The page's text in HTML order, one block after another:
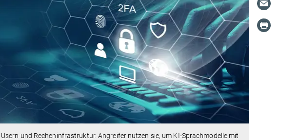
und Recheninfrastruktur. Angreifer nutzen sie, um KI-Sprachmodelle mit